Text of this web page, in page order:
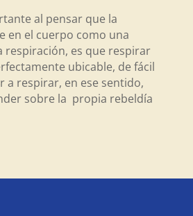
al pensar que la
en el cuerpo como una
respiración, es que respirar
ubicable, de fácil
a respirar, en ese sentido,
sobre la propia rebeldía